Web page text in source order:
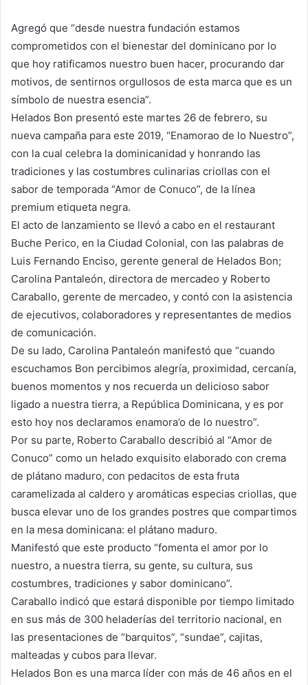
Agregó que “desde nuestra fundación estamos
comprometidos con el bienestar del dominicano por lo
que hoy ratificamos nuestro buen hacer, procurando dar
motivos, de sentirnos orgullosos de esta marca que es un
símbolo de nuestra esencia”.
Helados Bon presentó este martes 26 de febrero, su
nueva campaña para este 2019, “Enamorao de lo Nuestro”,
con la cual celebra la dominicanidad y honrando las
tradiciones y las costumbres culinarias criollas con el
sabor de temporada “Amor de Conuco”, de la línea
premium etiqueta negra.
El acto de lanzamiento se llevó a cabo en el restaurant
Buche Perico, en la Ciudad Colonial, con las palabras de
Luis Fernando Enciso, gerente general de Helados Bon;
Carolina Pantaleón, directora de mercadeo y Roberto
Caraballo, gerente de mercadeo, y contó con la asistencia
de ejecutivos, colaboradores y representantes de medios
de comunicación.
De su lado, Carolina Pantaleón manifestó que “cuando
escuchamos Bon percibimos alegría, proximidad, cercanía,
buenos momentos y nos recuerda un delicioso sabor
ligado a nuestra tierra, a República Dominicana, y es por
esto hoy nos declaramos enamora’o de lo nuestro”.
Por su parte, Roberto Caraballo describió al “Amor de
Conuco” como un helado exquisito elaborado con crema
de plátano maduro, con pedacitos de esta fruta
caramelizada al caldero y aromáticas especias criollas, que
busca elevar uno de los grandes postres que compartimos
en la mesa dominicana: el plátano maduro.
Manifestó que este producto “fomenta el amor por lo
nuestro, a nuestra tierra, su gente, su cultura, sus
costumbres, tradiciones y sabor dominicano”.
Caraballo indicó que estará disponible por tiempo limitado
en sus más de 300 heladerías del territorio nacional, en
las presentaciones de “barquitos”, “sundae”, cajitas,
malteadas y cubos para llevar.
Helados Bon es una marca líder con más de 46 años en el